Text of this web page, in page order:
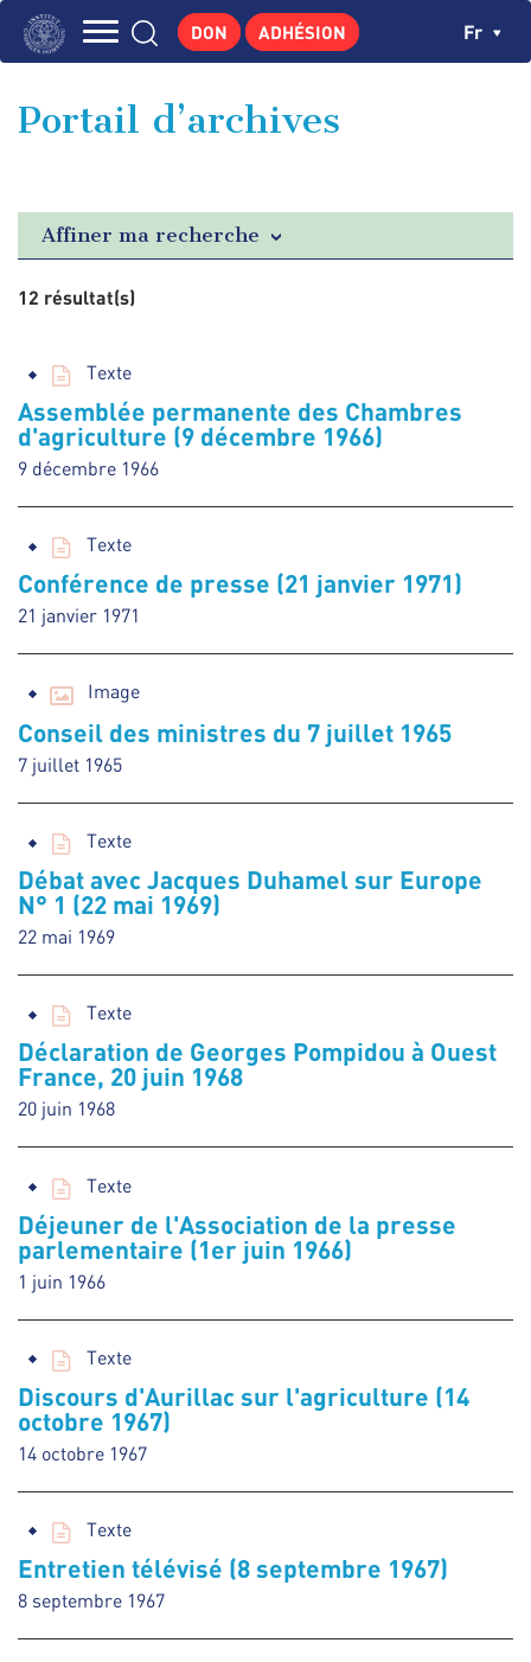
Aller
principale
GEORGES POMPIDOU
PUBLICATIONS
ACTUALITÉS
DON ADHÉSION Fr
Portail d’archives
Affiner ma recherche
12 résultat(s)
Texte
Assemblée permanente des Chambres
d'agriculture (9 décembre 1966)
9 décembre 1966
Texte
Conférence de presse (21 janvier 1971)
21 janvier 1971
Image
Conseil des ministres du 7 juillet 1965
7 juillet 1965
Texte
Débat avec Jacques Duhamel sur Europe
N° 1 (22 mai 1969)
22 mai 1969
Texte
Déclaration de Georges Pompidou à Ouest
France, 20 juin 1968
20 juin 1968
Texte
Déjeuner de l'Association de la presse
parlementaire (1er juin 1966)
1 juin 1966
Texte
Discours d'Aurillac sur l'agriculture (14
octobre 1967)
14 octobre 1967
Texte
Entretien télévisé (8 septembre 1967)
8 septembre 1967
Panneau de gestion des cookies